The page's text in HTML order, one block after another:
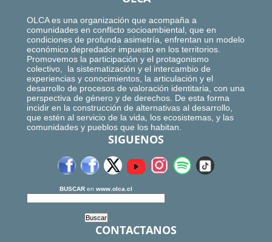
OLCA es una organización que acompaña a
comunidades en conflicto socioambiental, que en
condiciones de profunda asimetría, enfrentan un modelo
económico depredador impuesto en los territorios.
Promovemos la participación y el protagonismo
colectivo, la sistematización y el intercambio de
experiencias y conocimientos, la articulación y el
desarrollo de procesos de valoración identitaria, con una
perspectiva de género y de derechos. De esta forma
incidir en la construcción de alternativas al desarrollo,
que estén al servicio de la vida, los ecosistemas, y las
comunidades y pueblos que los habitan.
SIGUENOS
BUSCAR en www.olca.cl
CONTACTANOS